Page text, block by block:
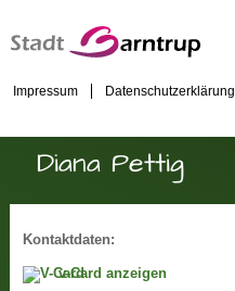
Impressum Datenschutzerklärung
Diana Pettig
Kontaktdaten:
v-Card anzeigen